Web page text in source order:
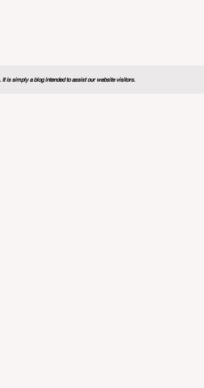
is simply a blog intended to assist our website visitors.